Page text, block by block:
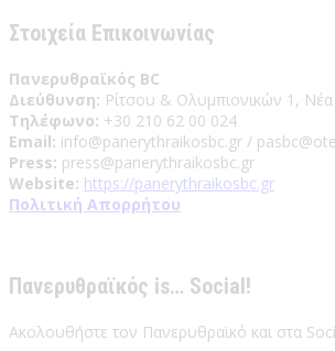
Στοιχεία Επικοινωνίας
Πανερυθραϊκός BC
Διεύθυνση: Ρίτσου & Ολυμπιονικών 1,
Τηλέφωνο: +30 210 62 00 024
Email: info@panerythraikosbc.gr /
Press: press@panerythraikosbc.gr
Website: https://panerythraikosbc.gr
Πολιτική Απορρήτου
Πανερυθραϊκός is… Social!
Ακολουθήστε τον Πανερυθραϊκό και στα